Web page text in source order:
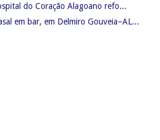
do Coração Alagoano refo...
em bar, em Delmiro Gouveia–AL...